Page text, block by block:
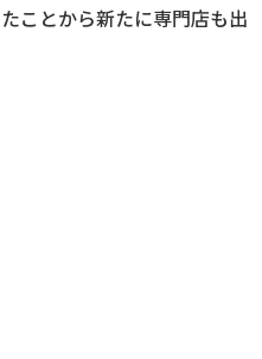
ことから新たに専門店も出